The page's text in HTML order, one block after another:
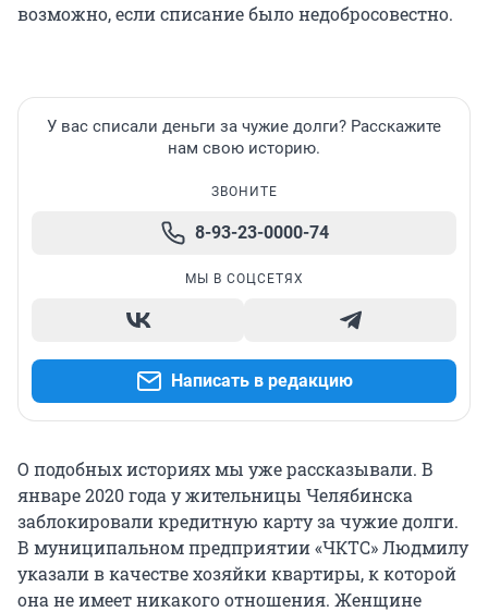
возможно, если списание было недобросовестно.
У вас списали деньги за чужие долги? Расскажите
нам свою историю.
ЗВОНИТЕ
8-93-23-0000-74
МЫ В СОЦСЕТЯХ
Написать в редакцию
О подобных историях мы уже рассказывали. В
январе 2020 года у жительницы Челябинска
заблокировали кредитную карту за чужие долги.
В муниципальном предприятии «ЧКТС» Людмилу
указали в качестве хозяйки квартиры, к которой
она не имеет никакого отношения. Женщине